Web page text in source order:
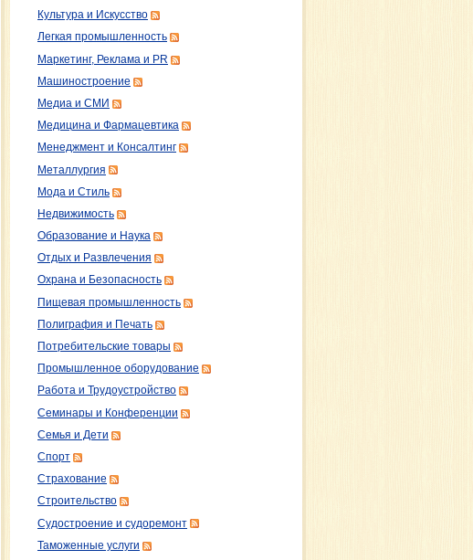
Культура и Искусство
Легкая промышленность
Маркетинг, Реклама и PR
Машиностроение
Медиа и СМИ
Медицина и Фармацевтика
Менеджмент и Консалтинг
Металлургия
Мода и Стиль
Недвижимость
Образование и Наука
Отдых и Развлечения
Охрана и Безопасность
Пищевая промышленность
Полиграфия и Печать
Потребительские товары
Промышленное оборудование
Работа и Трудоустройство
Семинары и Конференции
Семья и Дети
Спорт
Страхование
Строительство
Судостроение и судоремонт
Таможенные услуги